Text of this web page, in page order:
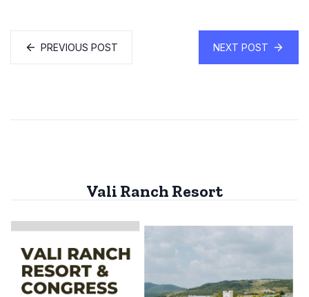
PREVIOUS POST NEXT POST
Vali Ranch Resort